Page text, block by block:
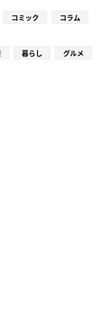
コミック
コラム
暮らし グルメ